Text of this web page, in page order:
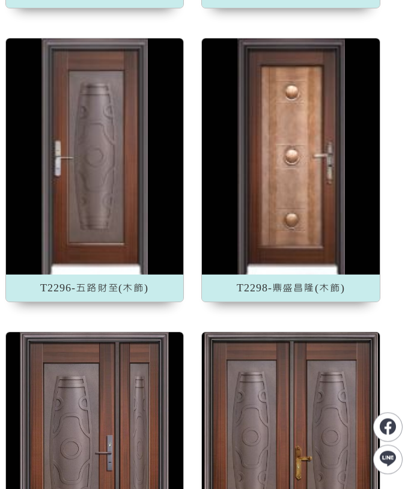
T2296-五路財至(木飾) T2298-鼎盛昌隆(木飾)